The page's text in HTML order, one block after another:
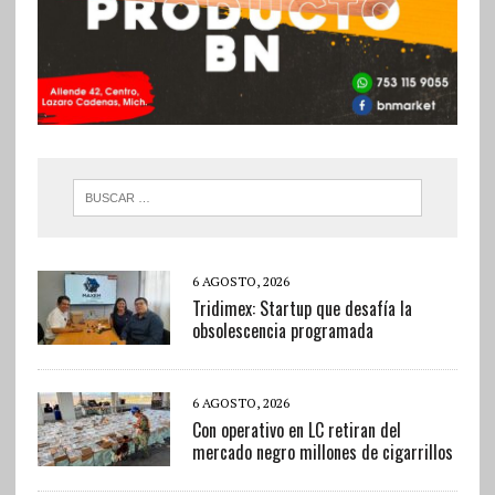
6 AGOSTO, 2026
Tridimex: Startup que desafía la
obsolescencia programada
6 AGOSTO, 2026
Con operativo en LC retiran del
mercado negro millones de cigarrillos